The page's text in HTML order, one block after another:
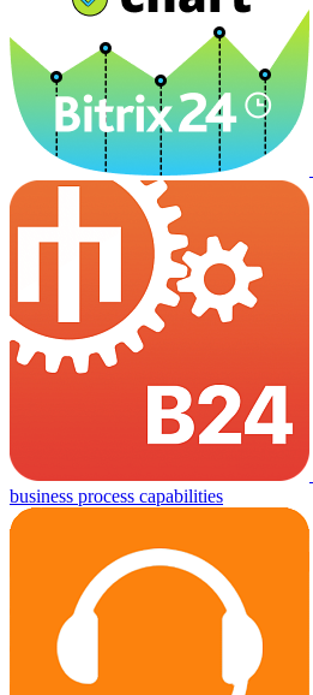
business process capabilities